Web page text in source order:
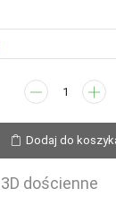
ilość
Podręczna
torba
medyczna
Dodaj do
dościenne